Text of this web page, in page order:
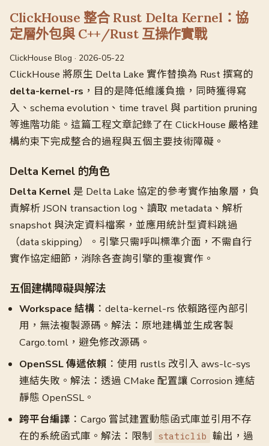
ClickHouse 整合 Rust Delta Kernel：協
定層外包與 C++/Rust 互操作實戰
ClickHouse Blog · 2026-05-22
ClickHouse 將原生 Delta Lake 實作替換為 Rust 撰寫的
delta-kernel-rs ，目的是降低維護負擔，同時獲得寫
入、schema evolution、time travel 與 partition pruning
等進階功能。這篇工程文章記錄了在 ClickHouse 嚴格建
構約束下完成整合的過程與五個主要技術障礙。
Delta Kernel 的角色
Delta Kernel 是 Delta Lake 協定的參考實作抽象層，負
責解析 JSON transaction log、讀取 metadata、解析
snapshot 與決定資料檔案，並應用統計型資料跳過
（data skipping）。引擎只需呼叫標準介面，不需自行
實作協定細節，消除各查詢引擎的重複實作。
五個建構障礙與解法
Workspace 結構 ：delta-kernel-rs 依賴路徑內部引
用，無法複製源碼。解法：原地建構並生成客製
Cargo.toml，避免修改源碼。
OpenSSL 傳遞依賴 ：使用 rustls 改引入 aws-lc-sys
連結失敗。解法：透過 CMake 配置讓 Corrosion 連結
靜態 OpenSSL。
跨平台編譯 ：Cargo 嘗試建置動態函式庫並引用不存
在的系統函式庫。解法：限制
staticlib 輸出，過